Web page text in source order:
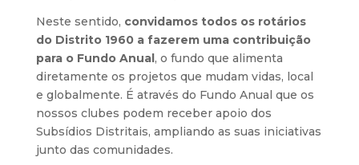
Neste sentido, convidamos todos os rotários
do Distrito 1960 a fazerem uma contribuição
para o Fundo Anual, o fundo que alimenta
diretamente os projetos que mudam vidas, local
e globalmente. É através do Fundo Anual que os
nossos clubes podem receber apoio dos
Subsídios Distritais, ampliando as suas iniciativas
junto das comunidades.